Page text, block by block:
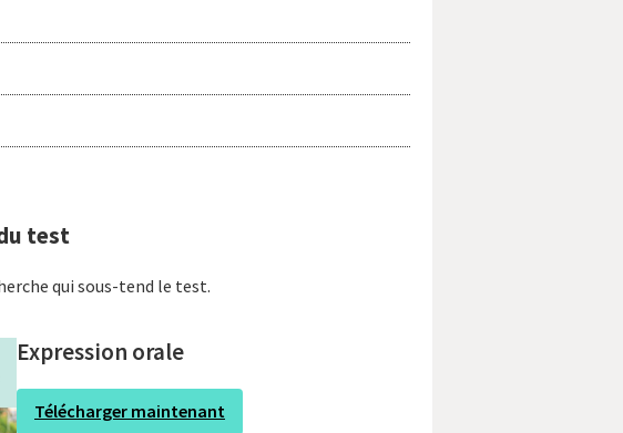
test
qui sous-tend le test.
Expression orale
Télécharger maintenant